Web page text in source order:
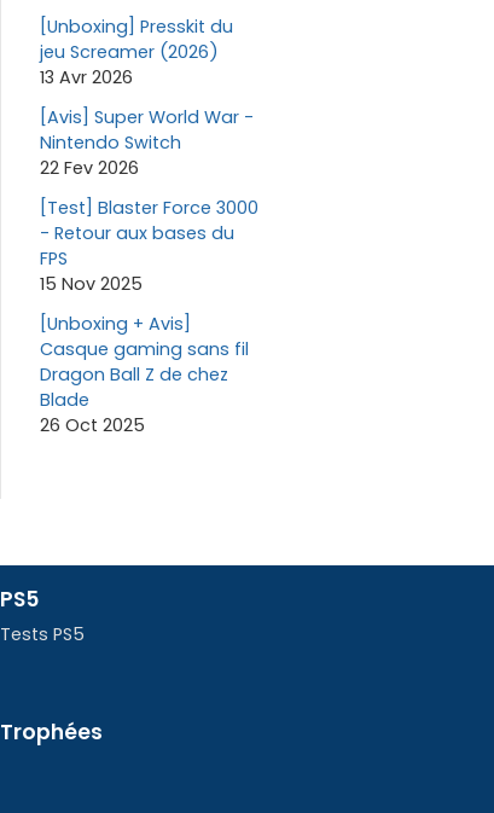
[Unboxing] Presskit du
jeu Screamer (2026)
13 Avr 2026
[Avis] Super World War -
Nintendo Switch
22 Fev 2026
[Test] Blaster Force 3000
- Retour aux bases du
FPS
15 Nov 2025
[Unboxing + Avis]
Casque gaming sans fil
Dragon Ball Z de chez
Blade
26 Oct 2025
PS5
Tests PS5
Trophées